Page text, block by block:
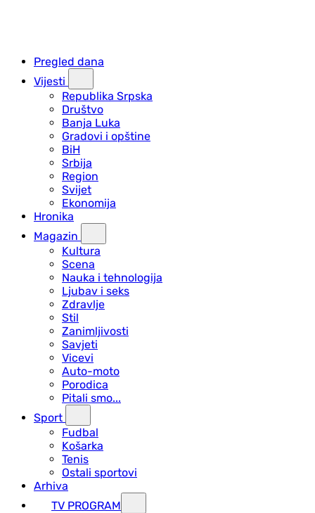
Pregled dana
Vijesti
Republika Srpska
Društvo
Banja Luka
Gradovi i opštine
BiH
Srbija
Region
Svijet
Ekonomija
Hronika
Magazin
Kultura
Scena
Nauka i tehnologija
Ljubav i seks
Zdravlje
Stil
Zanimljivosti
Savjeti
Vicevi
Auto-moto
Porodica
Pitali smo...
Sport
Fudbal
Košarka
Tenis
Ostali sportovi
Arhiva
TV PROGRAM